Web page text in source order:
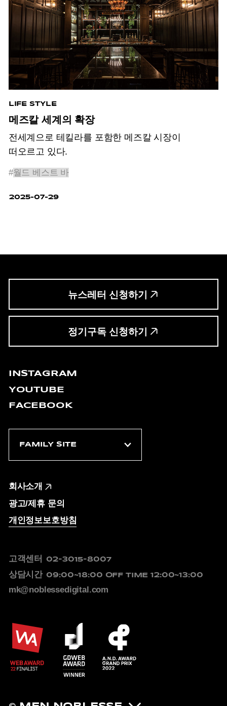
LIFE STYLE
메즈칼 세계의 확장
전세계으로 테킬라를 포함한 메즈칼 시장이
떠오르고 있다.
#월드 베스트 바
2025-07-29
뉴스레터 신청하기
정기구독 신청하기
INSTAGRAM
YOUTUBE
FACEBOOK
회사소개
광고/제휴 문의
개인정보보호방침
고객센터 02-3015-8007
상담시간 09:00~18:00 OFF TIME 12:00~13:00
mk@noblessedigital.com